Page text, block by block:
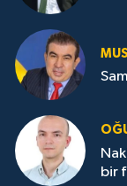
bir